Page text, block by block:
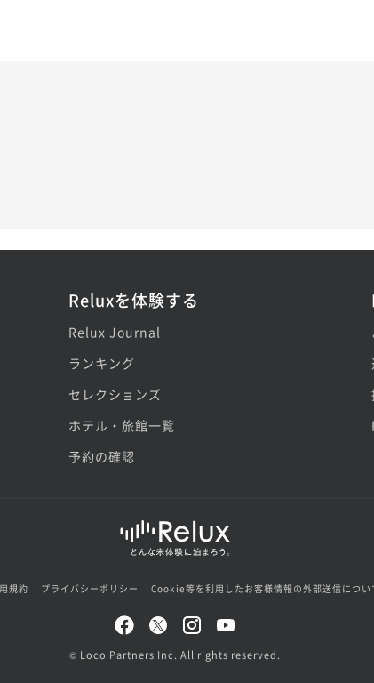
Reluxを体験する
Relux Journal
ランキング
セレクションズ
ホテル・旅館一覧
予約の確認
規約 プライバシーポリシー Cookie等を利用したお客様情報の外部送信につい
© Loco Partners Inc. All rights reserved.